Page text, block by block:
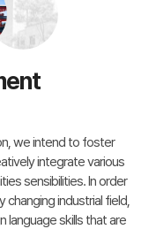
we intend to foster
integrate various
sensibilities. In order
industrial field,
language skills that are